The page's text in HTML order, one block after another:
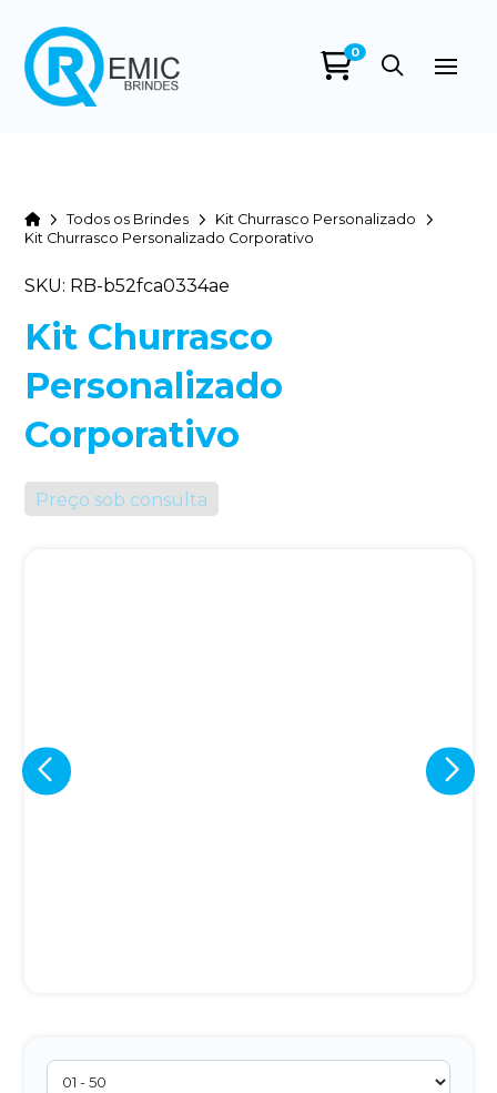
0
HomeTodos os Brindes
Kit Churrasco Personalizado
Kit Churrasco Personalizado Corporativo
SKU: RB-b52fca0334ae
Kit Churrasco
Personalizado
Corporativo
Preço sob consulta